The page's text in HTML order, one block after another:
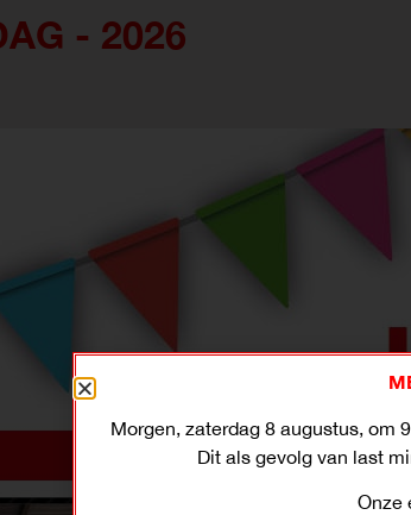
- 2026
Morgen, zaterdag 8 augustus, om
Dit als gevolg van last
Onze